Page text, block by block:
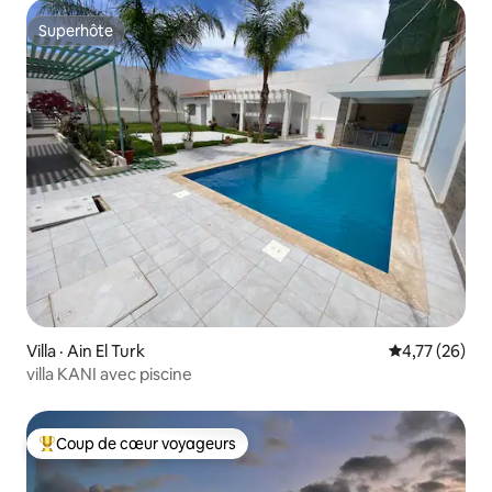
Superhôte
Superhôte
Villa · Ain El Turk Note
4,77 (26)
villa KANI avec piscine
Coup de cœur voyageurs parmi les plus aimés
Coup de cœur voyageurs